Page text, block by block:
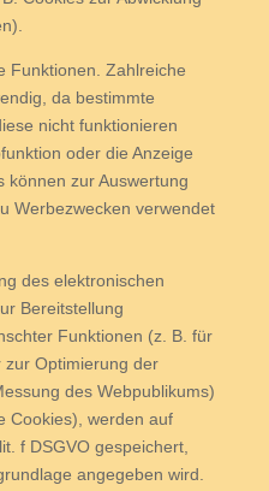
Funktionen. Zahlreiche
da bestimmte
nicht funktionieren
oder die Anzeige
können zur Auswertung
Werbezwecken verwendet
des elektronischen
Bereitstellung
Funktionen (z. B. für
zur Optimierung der
des Webpublikums)
Cookies), werden auf
f DSGVO gespeichert,
angegeben wird.